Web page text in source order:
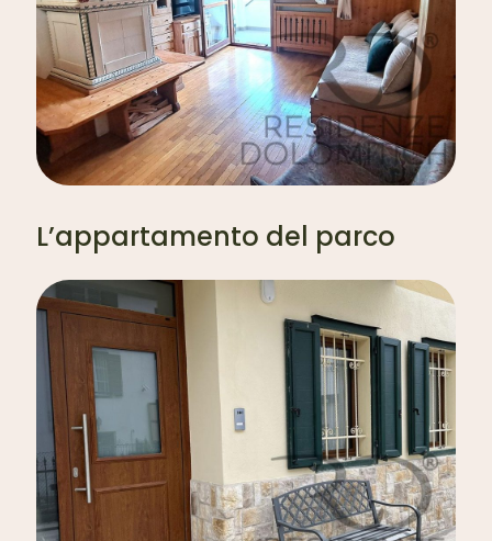
L’appartamento del parco